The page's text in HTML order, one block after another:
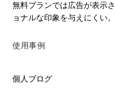
無料プランでは広告が表示
ョナルな印象を与えにくい。
使用事例
個人ブログ